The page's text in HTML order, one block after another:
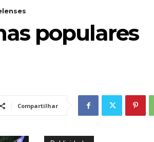
populares
Compartilhar